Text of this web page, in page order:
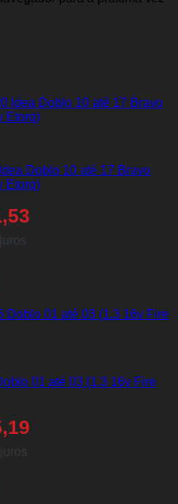
Doblo 10 até 17 Bravo
Etorq)
01 até 03 (1.3 16v Fire